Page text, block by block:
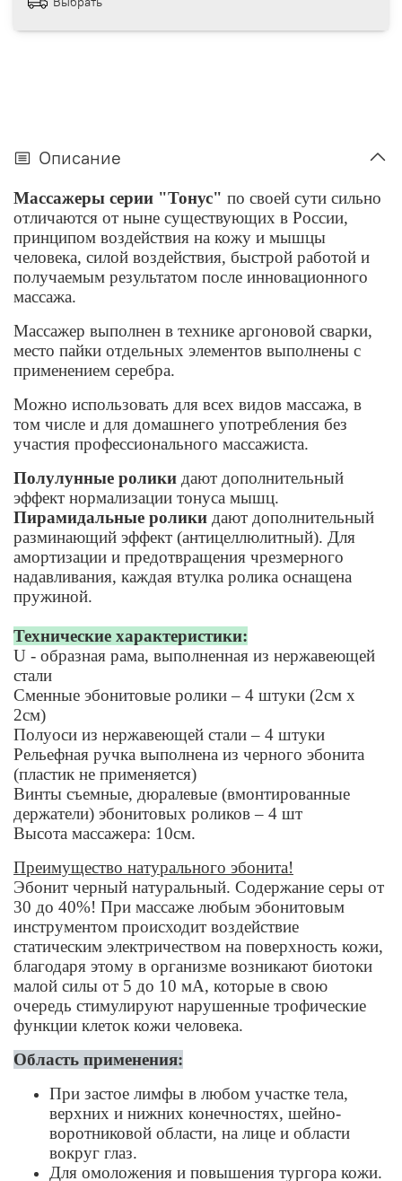
Описание
Массажеры серии "Тонус" по своей сути сильно
отличаются от ныне существующих в России,
принципом воздействия на кожу и мышцы
человека, силой воздействия, быстрой работой и
получаемым результатом после инновационного
массажа.
Массажер выполнен в технике аргоновой сварки,
место пайки отдельных элементов выполнены с
применением серебра.
Можно использовать для всех видов массажа, в
том числе и для домашнего употребления без
участия профессионального массажиста.
Полулунные ролики дают дополнительный
эффект нормализации тонуса мышц.
Пирамидальные ролики дают дополнительный
разминающий эффект (антицеллюлитный). Для
амортизации и предотвращения чрезмерного
надавливания, каждая втулка ролика оснащена
пружиной.
Технические характеристики:
U - образная рама, выполненная из нержавеющей
стали
Сменные эбонитовые ролики – 4 штуки (2см x
2см)
Полуоси из нержавеющей стали – 4 штуки
Рельефная ручка выполнена из черного эбонита
(пластик не применяется)
Винты съемные, дюралевые (вмонтированные
держатели) эбонитовых роликов – 4 шт
Высота массажера: 10см.
Преимущество натурального эбонита!
Эбонит черный натуральный. Содержание серы от
30 до 40%! При массаже любым эбонитовым
инструментом происходит воздействие
статическим электричеством на поверхность кожи,
благодаря этому в организме возникают биотоки
малой силы от 5 до 10 мА, которые в свою
очередь стимулируют нарушенные трофические
функции клеток кожи человека.
Область применения:
При застое лимфы в любом участке тела,
верхних и нижних конечностях, шейно-
воротниковой области, на лице и области
вокруг глаз.
Для омоложения и повышения тургора кожи.